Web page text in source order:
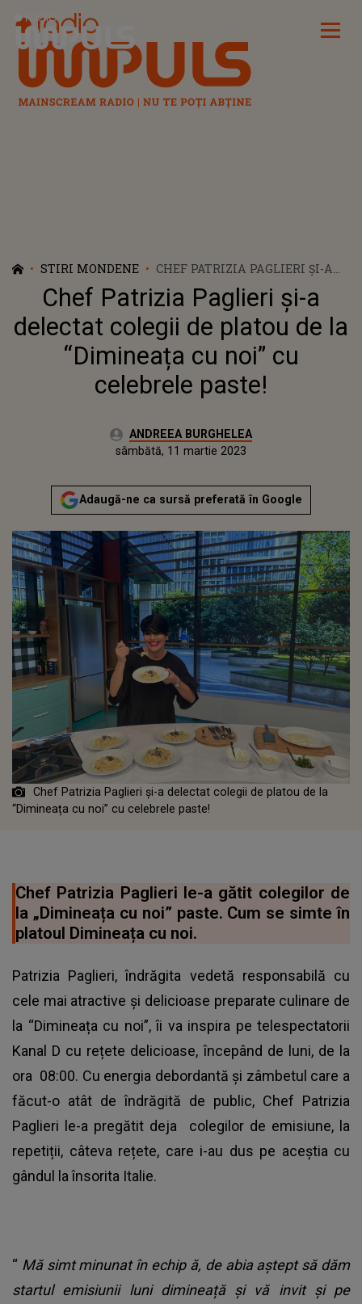
Radio Impuls
STIRI MONDENE
CHEF PATRIZIA PAGLIERI ȘI-A
DELECTAT COLEGII DE PLATOU
DE LA “DIMINEAȚA CU NOI” CU
CELEBRELE PASTE!
Chef Patrizia Paglieri și-a
delectat colegii de platou de la
“Dimineața cu noi” cu
celebrele paste!
Autor:ANDREEA BURGHELEA
vineri, 11 martie 2022Actualizat:
sâmbătă, 11 martie 2023
Adaugă-ne ca sursă preferată în Google
Chef Patrizia Paglieri și-a delectat colegii de platou de la
“Dimineața cu noi” cu celebrele paste!
Chef Patrizia Paglieri le-a gătit colegilor de
la „Dimineața cu noi” paste. Cum se simte în
platoul Dimineața cu noi.
Patrizia Paglieri, îndrăgita vedetă responsabilă cu
cele mai atractive și delicioase preparate culinare de
la “Dimineața cu noi”, îi va inspira pe telespectatorii
Kanal D cu rețete delicioase, începând de luni, de la
ora 08:00. Cu energia debordantă și zâmbetul care a
făcut-o atât de îndrăgită de public, Chef Patrizia
Paglieri le-a pregătit deja colegilor de emisiune, la
repetiții, câteva rețete, care i-au dus pe aceștia cu
gândul la însorita Italie.
“ Mă simt minunat în echip ă, de abia aștept să dăm
startul emisiunii luni dimineață și vă invit și pe